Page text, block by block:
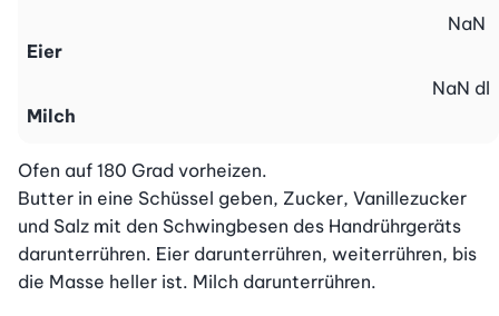
Eier
NaN
Milch
NaN dl
Ofen auf 180 Grad vorheizen.
Butter in eine Schüssel geben, Zucker, Vanillezucker
und Salz mit den Schwingbesen des Handrührgeräts
darunterrühren. Eier darunterrühren, weiterrühren, bis
die Masse heller ist. Milch darunterrühren.